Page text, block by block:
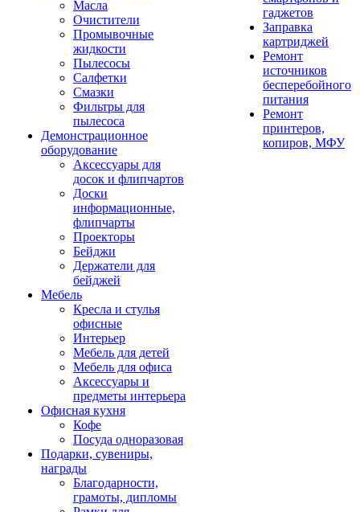
Масла
Очистители
Промывочные
жидкости
Пылесосы
Салфетки
Смазки
Фильтры для
пылесоса
Демонстрационное
оборудование
Аксессуары для
досок и флипчартов
Доски
информационные,
флипчарты
Проекторы
Бейджи
Держатели для
бейджей
Мебель
Кресла и стулья
офисные
Интерьер
Мебель для детей
Мебель для офиса
Аксессуары и
предметы интерьера
Офисная кухня
Кофе
Посуда одноразовая
Подарки, сувениры,
награды
Благодарности,
грамоты, дипломы
гаджетов
Заправка
картриджей
Ремонт
источников
бесперебойного
питания
Ремонт
принтеров,
копиров, МФУ